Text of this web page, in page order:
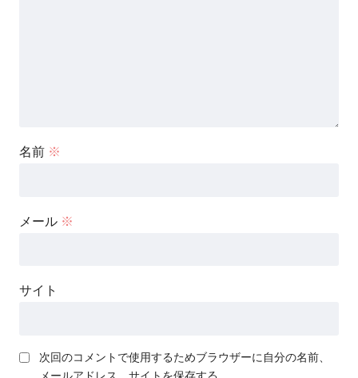
名前 ※
メール ※
サイト
次回のコメントで使用するためブラウザーに自分の名前、
メールアドレス、サイトを保存する。